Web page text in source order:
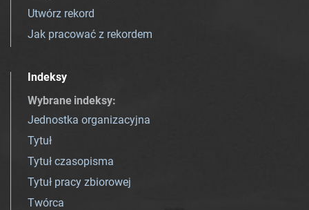
Utwórz rekord
Jak pracować z rekordem
Indeksy
Wybrane indeksy:
Jednostka organizacyjna
Tytuł
Tytuł czasopisma
Tytuł pracy zbiorowej
Twórca